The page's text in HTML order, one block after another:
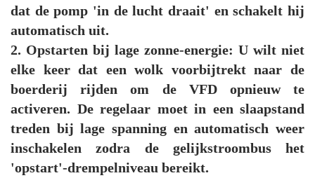
dat de pomp 'in de lucht draait' en schakelt hij
automatisch uit.
2. Opstarten bij lage zonne-energie: U wilt niet
elke keer dat een wolk voorbijtrekt naar de
boerderij rijden om de VFD opnieuw te
activeren. De regelaar moet in een slaapstand
treden bij lage spanning en automatisch weer
inschakelen zodra de gelijkstroombus het
'opstart'-drempelniveau bereikt.